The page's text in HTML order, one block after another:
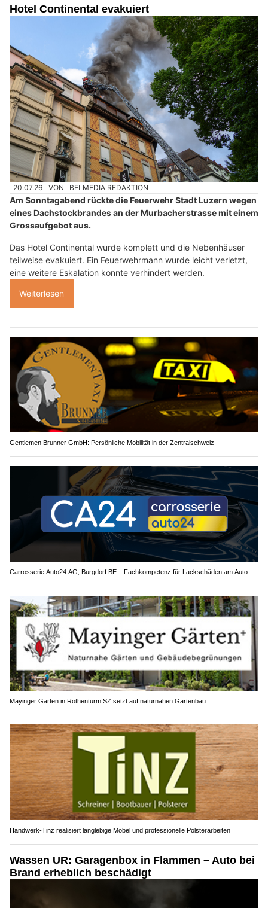
Hotel Continental evakuiert
20.07.26 VON BELMEDIA REDAKTION
Am Sonntagabend rückte die Feuerwehr Stadt Luzern wegen
eines Dachstockbrandes an der Murbacherstrasse mit einem
Grossaufgebot aus.
Das Hotel Continental wurde komplett und die Nebenhäuser
teilweise evakuiert. Ein Feuerwehrmann wurde leicht verletzt,
eine weitere Eskalation konnte verhindert werden.
Weiterlesen
Gentlemen Brunner GmbH: Persönliche Mobilität in der Zentralschweiz
Carrosserie Auto24 AG, Burgdorf BE – Fachkompetenz für Lackschäden am Auto
Mayinger Gärten in Rothenturm SZ setzt auf naturnahen Gartenbau
Handwerk-Tinz realisiert langlebige Möbel und professionelle Polsterarbeiten
Wassen UR: Garagenbox in Flammen – Auto bei
Brand erheblich beschädigt